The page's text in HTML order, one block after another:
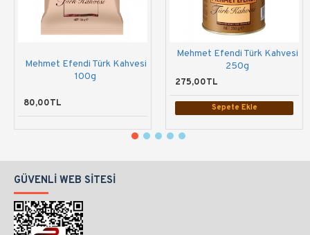
Mehmet Efendi Türk Kahvesi
100g
80,00TL
Mehmet Efendi Türk Kahvesi
250g
275,00TL
Sepete Ekle
GÜVENLI WEB SITESI